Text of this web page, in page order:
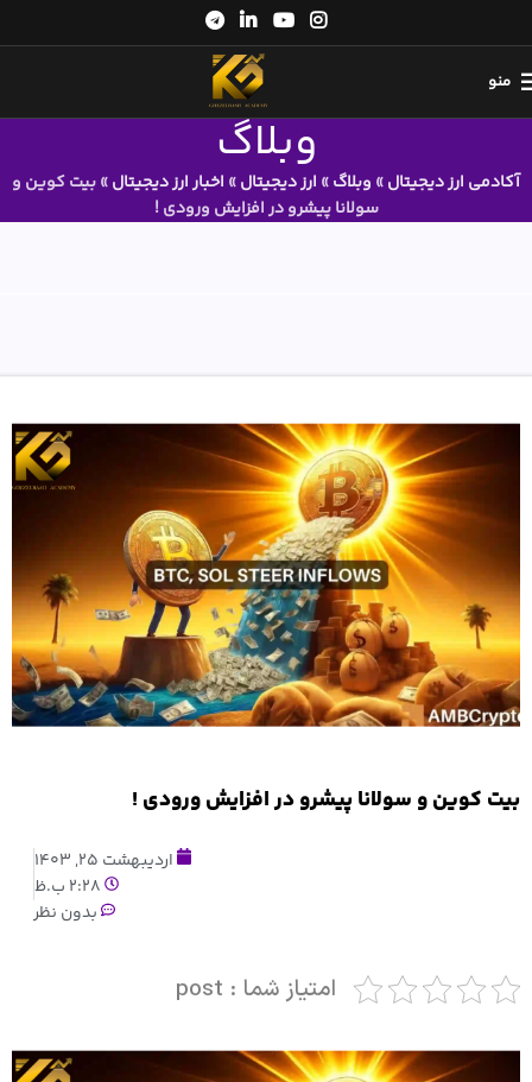
منو
وبلاگ
آکادمی ارز دیجیتال» وبلاگ» ارز دیجیتال» اخبار ارز دیجیتال»بیت کوین و
سولانا پیشرو در افزایش ورودی !
بیت کوین و سولانا پیشرو در افزایش ورودی !
اردیبهشت 25, 1403
2:28 ب.ظ
بدون نظر
امتیاز شما : post